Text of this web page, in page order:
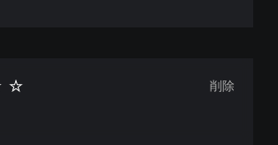
削除